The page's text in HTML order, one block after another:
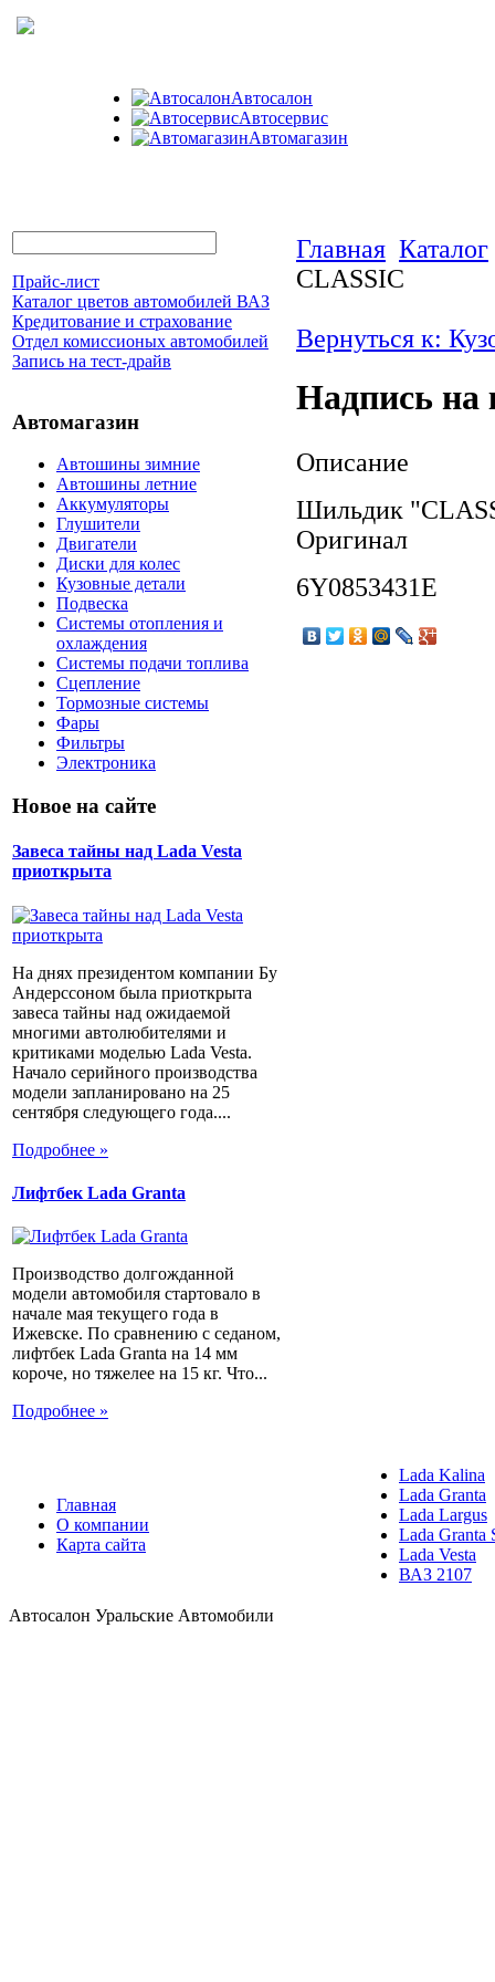
Автосалон
Автосервис
Автомагазин
Прайс-лист
Каталог цветов автомобилей ВАЗ
Кредитование и страхование
Отдел комиссионых автомобилей
Запись на тест-драйв
Автомагазин
Автошины зимние
Автошины летние
Аккумуляторы
Глушители
Двигатели
Диски для колес
Кузовные детали
Подвеска
Системы отопления и
охлаждения
Системы подачи топлива
Сцепление
Тормозные системы
Фары
Фильтры
Электроника
Новое на сайте
Завеса тайны над Lada Vesta
приоткрыта
На днях президентом компании Бу
Андерссоном была приоткрыта
завеса тайны над ожидаемой
многими автолюбителями и
критиками моделью Lada Vesta.
Начало серийного производства
модели запланировано на 25
сентября следующего года....
Подробнее »
Лифтбек Lada Granta
Производство долгожданной
модели автомобиля стартовало в
начале мая текущего года в
Ижевске. По сравнению с седаном,
лифтбек Lada Granta на 14 мм
короче, но тяжелее на 15 кг. Что...
Подробнее »
Главная Каталог
CLASSIC
Вернуться к:
Надпись
Описание
Шильдик
Оригинал
6Y0853431E
Главная
О компании
Карта сайта
Lada Kalina
Lada Granta
Lada Largus
Lada Granta
Lada Vesta
ВАЗ 2107
Автосалон Уральские Автомобили